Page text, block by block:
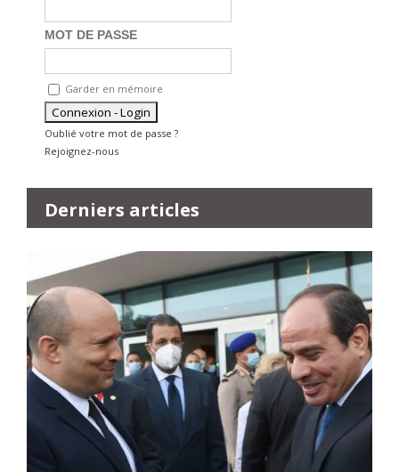
MOT DE PASSE
Garder en mémoire
Oublié votre mot de passe ?
Rejoignez-nous
Derniers articles